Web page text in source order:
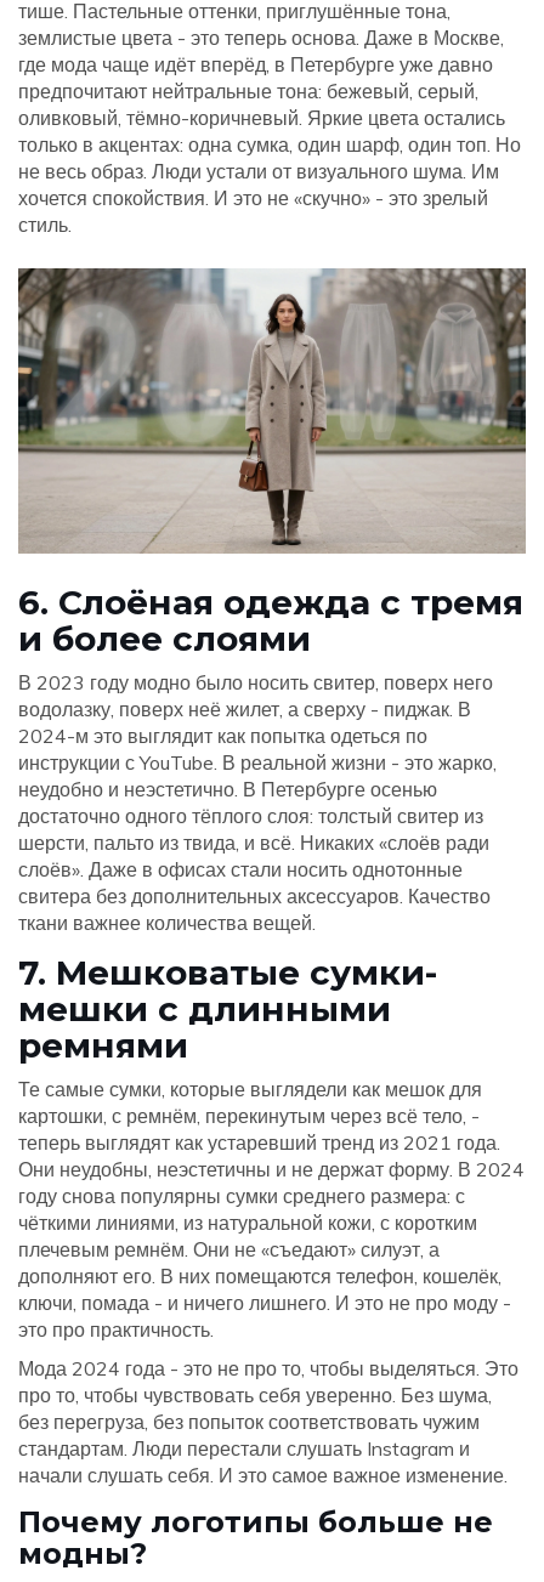
тише. Пастельные оттенки, приглушённые тона,
землистые цвета - это теперь основа. Даже в Москве,
где мода чаще идёт вперёд, в Петербурге уже давно
предпочитают нейтральные тона: бежевый, серый,
оливковый, тёмно-коричневый. Яркие цвета остались
только в акцентах: одна сумка, один шарф, один топ. Но
не весь образ. Люди устали от визуального шума. Им
хочется спокойствия. И это не «скучно» - это зрелый
стиль.
6. Слоёная одежда с тремя
и более слоями
В 2023 году модно было носить свитер, поверх него
водолазку, поверх неё жилет, а сверху - пиджак. В
2024-м это выглядит как попытка одеться по
инструкции с YouTube. В реальной жизни - это жарко,
неудобно и неэстетично. В Петербурге осенью
достаточно одного тёплого слоя: толстый свитер из
шерсти, пальто из твида, и всё. Никаких «слоёв ради
слоёв». Даже в офисах стали носить однотонные
свитера без дополнительных аксессуаров. Качество
ткани важнее количества вещей.
7. Мешковатые сумки-
мешки с длинными
ремнями
Те самые сумки, которые выглядели как мешок для
картошки, с ремнём, перекинутым через всё тело, -
теперь выглядят как устаревший тренд из 2021 года.
Они неудобны, неэстетичны и не держат форму. В 2024
году снова популярны сумки среднего размера: с
чёткими линиями, из натуральной кожи, с коротким
плечевым ремнём. Они не «съедают» силуэт, а
дополняют его. В них помещаются телефон, кошелёк,
ключи, помада - и ничего лишнего. И это не про моду -
это про практичность.
Мода 2024 года - это не про то, чтобы выделяться. Это
про то, чтобы чувствовать себя уверенно. Без шума,
без перегруза, без попыток соответствовать чужим
стандартам. Люди перестали слушать Instagram и
начали слушать себя. И это самое важное изменение.
Почему логотипы больше не
модны?